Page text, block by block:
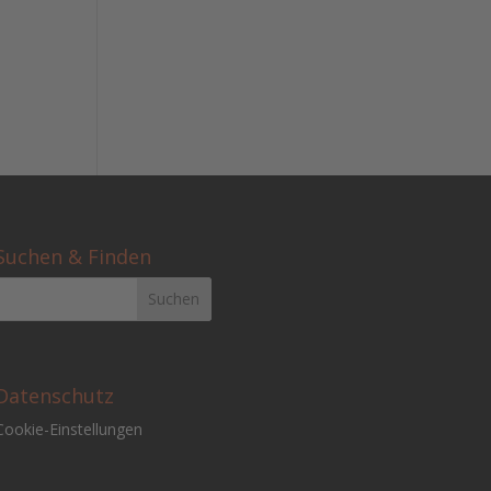
& Finden
Einstellungen